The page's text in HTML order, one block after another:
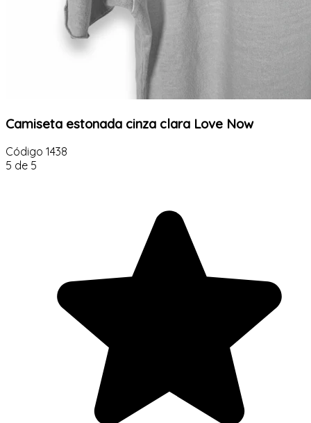
Camiseta estonada cinza clara Love Now
Código 1438
5 de 5